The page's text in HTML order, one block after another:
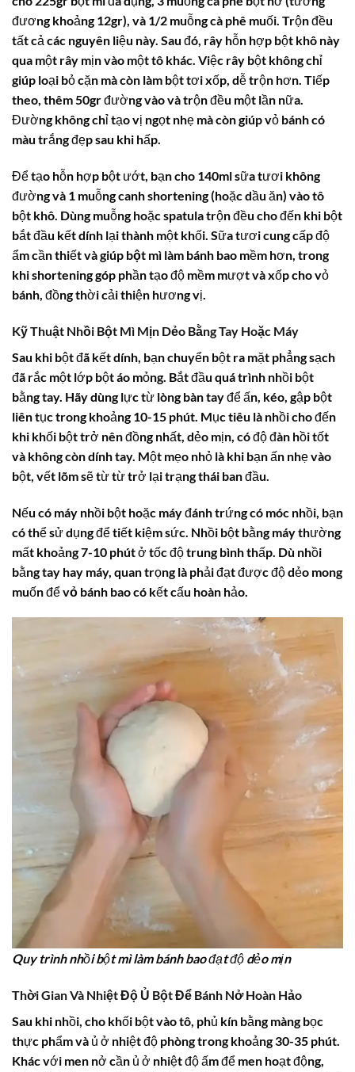
đương khoảng 12gr), và 1/2 muỗng cà phê muối. Trộn đều
tất cả các nguyên liệu này. Sau đó, rây hỗn hợp bột khô này
qua một rây mịn vào một tô khác. Việc rây bột không chỉ
giúp loại bỏ cặn mà còn làm bột tơi xốp, dễ trộn hơn. Tiếp
theo, thêm 50gr đường vào và trộn đều một lần nữa.
Đường không chỉ tạo vị ngọt nhẹ mà còn giúp vỏ bánh có
màu trắng đẹp sau khi hấp.
Để tạo hỗn hợp bột ướt, bạn cho 140ml sữa tươi không
đường và 1 muỗng canh shortening (hoặc dầu ăn) vào tô
bột khô. Dùng muỗng hoặc spatula trộn đều cho đến khi bột
bắt đầu kết dính lại thành một khối. Sữa tươi cung cấp độ
ẩm cần thiết và giúp bột mì làm bánh bao mềm hơn, trong
khi shortening góp phần tạo độ mềm mượt và xốp cho vỏ
bánh, đồng thời cải thiện hương vị.
Kỹ Thuật Nhồi Bột Mì Mịn Dẻo Bằng Tay Hoặc Máy
Sau khi bột đã kết dính, bạn chuyển bột ra mặt phẳng sạch
đã rắc một lớp bột áo mỏng. Bắt đầu quá trình nhồi bột
bằng tay. Hãy dùng lực từ lòng bàn tay để ấn, kéo, gập bột
liên tục trong khoảng 10-15 phút. Mục tiêu là nhồi cho đến
khi khối bột trở nên đồng nhất, dẻo mịn, có độ đàn hồi tốt
và không còn dính tay. Một mẹo nhỏ là khi bạn ấn nhẹ vào
bột, vết lõm sẽ từ từ trở lại trạng thái ban đầu.
Nếu có máy nhồi bột hoặc máy đánh trứng có móc nhồi, bạn
có thể sử dụng để tiết kiệm sức. Nhồi bột bằng máy thường
mất khoảng 7-10 phút ở tốc độ trung bình thấp. Dù nhồi
bằng tay hay máy, quan trọng là phải đạt được độ dẻo mong
muốn đểvỏ bánh baocó kết cấu hoàn hảo.
Quy trình nhồi bột mì làm bánh bao đạt độ dẻo mịn
Thời Gian Và Nhiệt Độ Ủ Bột Để Bánh Nở Hoàn Hảo
Sau khi nhồi, cho khối bột vào tô, phủ kín bằng màng bọc
thực phẩm và ủ ở nhiệt độ phòng trong khoảng 30-35 phút.
Khác với men nở cần ủ ở nhiệt độ ấm để men hoạt động,